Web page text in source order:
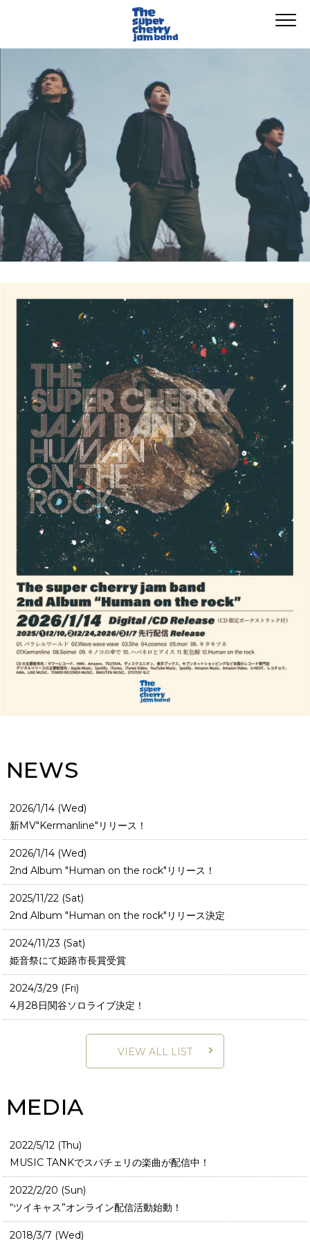
NEWS
2026/1/14 (Wed)
新MV"Kermanline"リリース！
2026/1/14 (Wed)
2nd Album "Human on the rock"リリース！
2025/11/22 (Sat)
2nd Album "Human on the rock"リリース決定
2024/11/23 (Sat)
姫音祭にて姫路市長賞受賞
2024/3/29 (Fri)
4月28日関谷ソロライブ決定！
VIEW ALL LIST
MEDIA
2022/5/12 (Thu)
MUSIC TANKでスパチェリの楽曲が配信中！
2022/2/20 (Sun)
“ツイキャス”オンライン配信活動始動！
2018/3/7 (Wed)